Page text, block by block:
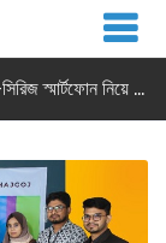
নতুন সি-সিরিজ স্মার্টফোন নিয়ে আসছে রিয়েলমি